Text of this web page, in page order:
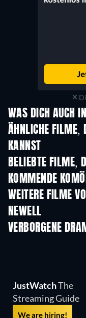
WAS DICH AUCH
ÄHNLICHE FILME,
KANNST
BELIEBTE FILME,
KOMMENDE
WEITERE FILME
NEWELL
VERBORGENE
JustWatchThe
Streaming Guide
We are hiring!